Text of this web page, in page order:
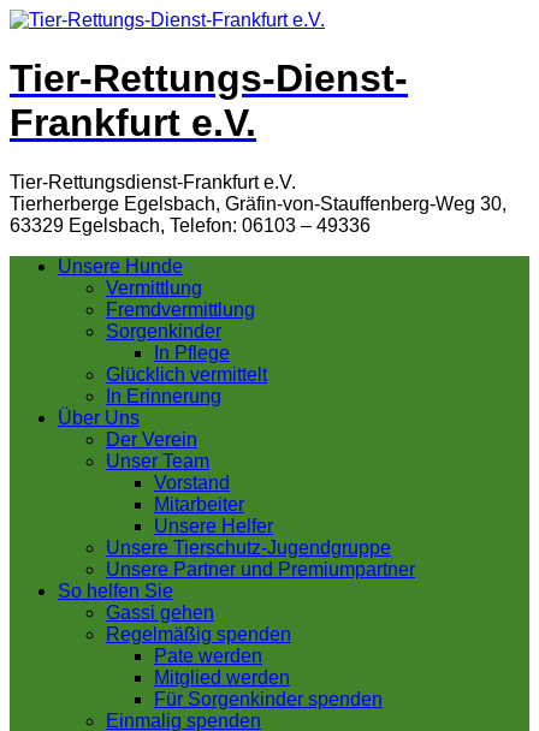
Tier-Rettungs-Dienst-
Frankfurt e.V.
Tier-Rettungsdienst-Frankfurt e.V.
Tierherberge Egelsbach, Gräfin-von-Stauffenberg-Weg 30,
63329 Egelsbach, Telefon: 06103 – 49336
Unsere Hunde
Vermittlung
Fremdvermittlung
Sorgenkinder
In Pflege
Glücklich vermittelt
In Erinnerung
Über Uns
Der Verein
Unser Team
Vorstand
Mitarbeiter
Unsere Helfer
Unsere Tierschutz-Jugendgruppe
Unsere Partner und Premiumpartner
So helfen Sie
Gassi gehen
Regelmäßig spenden
Pate werden
Mitglied werden
Für Sorgenkinder spenden
Einmalig spenden